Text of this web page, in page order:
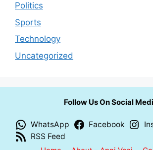
Politics
Sports
Technology
Uncategorized
Follow Us On Social
WhatsApp Facebook
RSS Feed